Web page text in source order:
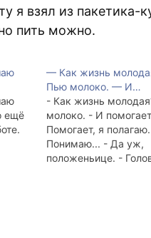
я взял из пакетика-
пить можно.
ещё
— Как жизнь
Пью молоко. — И…
- Как жизнь
молоко. - И
Помогает, я
Понимаю... - Да уж,
положеньице. -